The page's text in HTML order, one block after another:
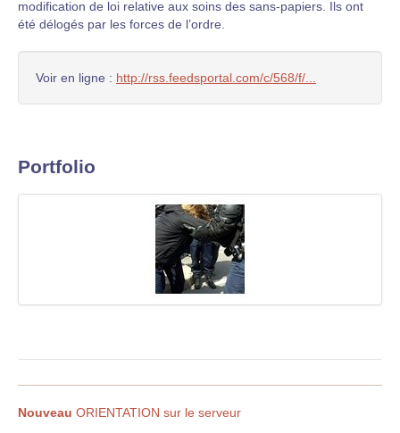
modification de loi relative aux soins des sans-papiers. Ils ont
été délogés par les forces de l’ordre.
Voir en ligne : http://rss.feedsportal.com/c/568/f/...
Portfolio
Nouveau ORIENTATION sur le serveur